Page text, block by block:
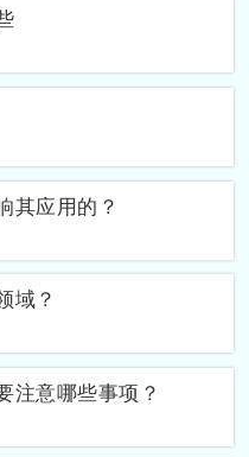
其应用的？
域？
注意哪些事项？